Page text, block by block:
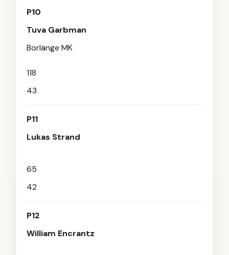
P10
Tuva Garbman
Borlänge MK
118
43
P11
Lukas Strand
65
42
P12
William Encrantz